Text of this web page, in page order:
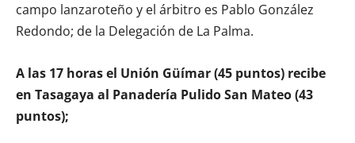
campo lanzaroteño y el árbitro es Pablo González
Redondo; de la Delegación de La Palma.
A las 17 horas el Unión Güímar (45 puntos) recibe
en Tasagaya al Panadería Pulido San Mateo (43
puntos);